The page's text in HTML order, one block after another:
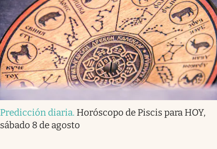
Predicción diaria. Horóscopo de Piscis para HOY,
sábado 8 de agosto